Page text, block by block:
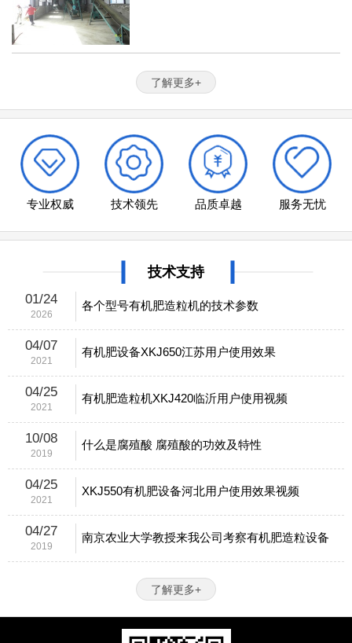
了解更多+
专业权威 技术领先 品质卓越 服务无忧
技术支持
01/24
2026
各个型号有机肥造粒机的技术参数
04/07
2021
有机肥设备XKJ650江苏用户使用效果
04/25
2021
有机肥造粒机XKJ420临沂用户使用视频
10/08
2019
什么是腐殖酸 腐殖酸的功效及特性
04/25
2021
XKJ550有机肥设备河北用户使用效果视频
04/27
2019
南京农业大学教授来我公司考察有机肥造粒设备
了解更多+